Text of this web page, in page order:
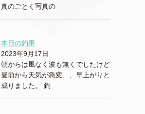
真のごとく写真の
本日の釣果
2023年9月17日
朝からは風なく波も無くでしたけど
昼前から天気が急変、、早上がりと
成りました。 釣